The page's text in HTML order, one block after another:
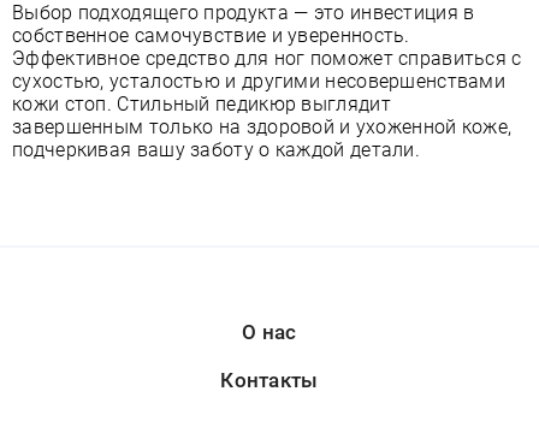
Выбор подходящего продукта — это инвестиция в
собственное самочувствие и уверенность.
Эффективное средство для ног поможет справиться с
сухостью, усталостью и другими несовершенствами
кожи стоп. Стильный педикюр выглядит
завершенным только на здоровой и ухоженной коже,
подчеркивая вашу заботу о каждой детали.
О нас
Контакты